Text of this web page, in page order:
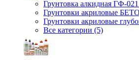
Грунтовка алкидная ГФ-
Грунтовки акриловые
Грунтовки акриловые
Все категории (5)